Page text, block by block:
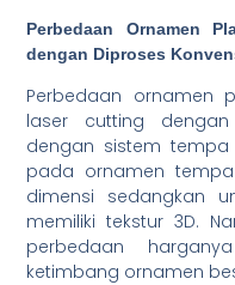
Perbedaan Ornamen
dengan Diproses
Perbedaan ornamen
laser cutting
dengan sistem
pada ornamen
dimensi sedangkan
memiliki tekstur 3D.
perbedaan
ketimbang ornamen